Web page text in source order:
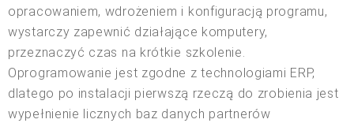
opracowaniem, wdrożeniem i konfiguracją programu,
wystarczy zapewnić działające komputery,
przeznaczyć czas na krótkie szkolenie.
Oprogramowanie jest zgodne z technologiami ERP,
dlatego po instalacji pierwszą rzeczą do zrobienia jest
wypełnienie licznych baz danych partnerów